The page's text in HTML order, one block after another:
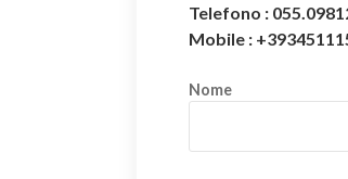
Telefono :
Mobile :
Nome